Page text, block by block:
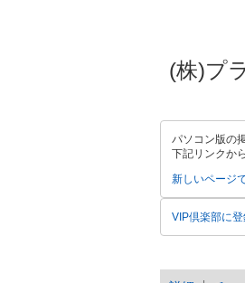
(株)プ
パソコン版の
下記リンクか
新しいページ
VIP倶楽部に